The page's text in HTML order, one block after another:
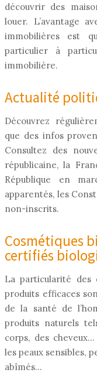
découvrir des
louer. L’avantage
immobilières est
particulier à
immobilière.
Actualité
Découvrez
que des infos
Consultez des
républicaine, la
République en
apparentés, les
non-inscrits.
Cosmétiques
certifiés
La particularité des
produits efficaces
de la santé de
produits naturels
corps, des
les peaux sensibles,
abîmés…